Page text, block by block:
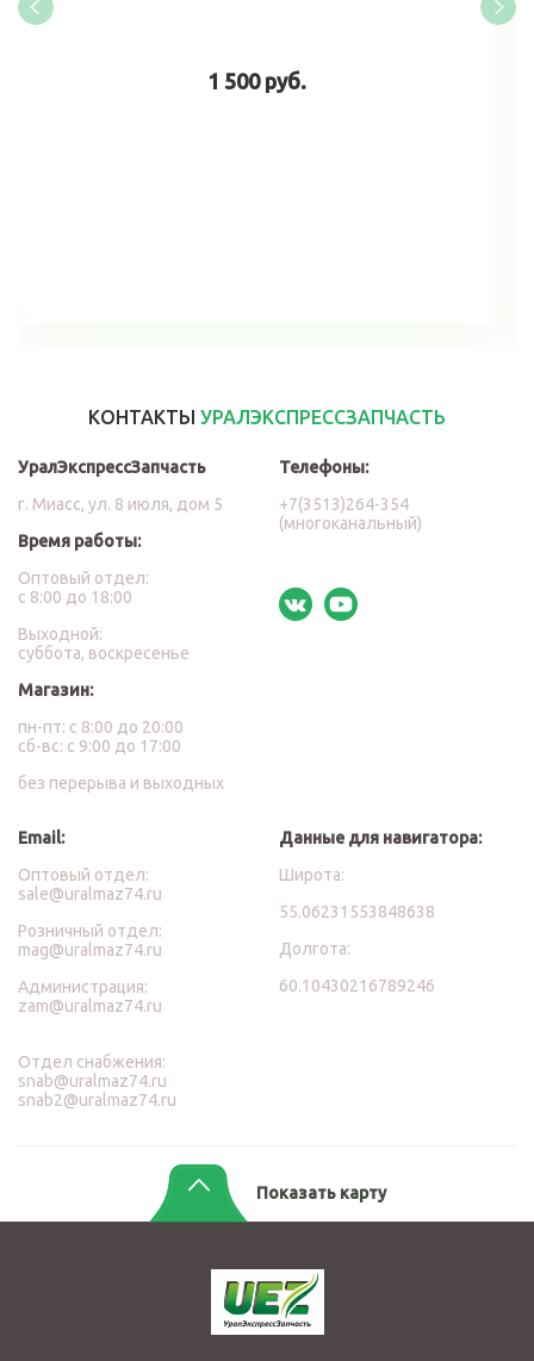
1 500 руб.
КОНТАКТЫ УРАЛЭКСПРЕССЗАПЧАСТЬ
УралЭкспрессЗапчасть
г. Миасс, ул. 8 июля, дом 5
Время работы:
Оптовый отдел:
с 8:00 до 18:00
Выходной:
суббота, воскресенье
Магазин:
пн-пт: с 8:00 до 20:00
сб-вс: с 9:00 до 17:00
без перерыва и выходных
Телефоны:
+7(3513)264-354
(многоканальный)
Email:
Оптовый отдел:
sale@uralmaz74.ru
Розничный отдел:
mag@uralmaz74.ru
Администрация:
zam@uralmaz74.ru
Отдел снабжения:
snab@uralmaz74.ru
snab2@uralmaz74.ru
Данные для навигатора:
Широта:
55.06231553848638
Долгота:
60.10430216789246
Показать карту